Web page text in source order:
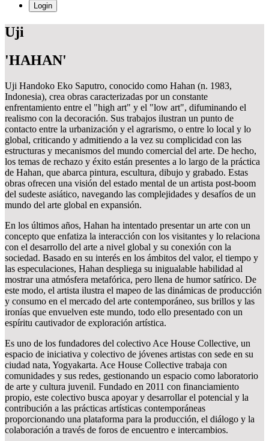
Login
Uji
'HAHAN'
Uji Handoko Eko Saputro, conocido como Hahan (n. 1983,
Indonesia), crea obras caracterizadas por un constante
enfrentamiento entre el "high art" y el "low art", difuminando el
realismo con la decoración. Sus trabajos ilustran un punto de
contacto entre la urbanización y el agrarismo, o entre lo local y lo
global, criticando y admitiendo a la vez su complicidad con las
estructuras y mecanismos del mundo comercial del arte. De hecho,
los temas de rechazo y éxito están presentes a lo largo de la práctica
de Hahan, que abarca pintura, escultura, dibujo y grabado. Estas
obras ofrecen una visión del estado mental de un artista post-boom
del sudeste asiático, navegando las complejidades y desafíos de un
mundo del arte global en expansión.
En los últimos años, Hahan ha intentado presentar un arte con un
concepto que enfatiza la interacción con los visitantes y lo relaciona
con el desarrollo del arte a nivel global y su conexión con la
sociedad. Basado en su interés en los ámbitos del valor, el tiempo y
las especulaciones, Hahan despliega su inigualable habilidad al
mostrar una atmósfera metafórica, pero llena de humor satírico. De
este modo, el artista ilustra el mapeo de las dinámicas de producción
y consumo en el mercado del arte contemporáneo, sus brillos y las
ironías que envuelven este mundo, todo ello presentado con un
espíritu cautivador de exploración artística.
Es uno de los fundadores del colectivo Ace House Collective, un
espacio de iniciativa y colectivo de jóvenes artistas con sede en su
ciudad nata, Yogyakarta. Ace House Collective trabaja con
comunidades y sus redes, gestionando un espacio como laboratorio
de arte y cultura juvenil. Fundado en 2011 con financiamiento
propio, este colectivo busca apoyar y desarrollar el potencial y la
contribución a las prácticas artísticas contemporáneas
proporcionando una plataforma para la producción, el diálogo y la
colaboración a través de foros de encuentro e intercambios.